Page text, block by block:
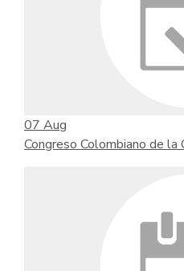
07 Aug
Congreso Colombiano de la